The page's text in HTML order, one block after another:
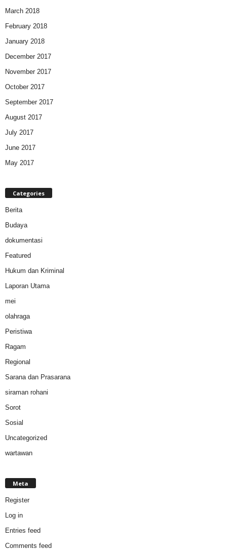
March 2018
February 2018
January 2018
December 2017
November 2017
October 2017
September 2017
August 2017
July 2017
June 2017
May 2017
Categories
Berita
Budaya
dokumentasi
Featured
Hukum dan Kriminal
Laporan Utama
mei
olahraga
Peristiwa
Ragam
Regional
Sarana dan Prasarana
siraman rohani
Sorot
Sosial
Uncategorized
wartawan
Meta
Register
Log in
Entries feed
Comments feed